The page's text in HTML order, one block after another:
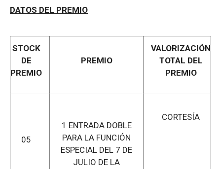
DATOS DEL PREMIO
STOCK
DE
PREMIO
PREMIO
VALORIZACIÓN
TOTAL DEL
PREMIO
05
1 ENTRADA DOBLE
PARA LA FUNCIÓN
ESPECIAL DEL 7 DE
JULIO DE LA
CORTESÍA